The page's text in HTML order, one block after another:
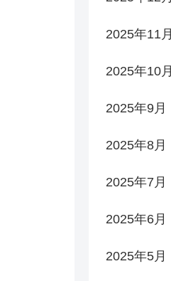
2025年11月
2025年10月
2025年9月
2025年8月
2025年7月
2025年6月
2025年5月